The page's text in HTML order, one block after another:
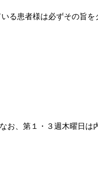
る患者様は必ずその旨
、第１・３週木曜日は